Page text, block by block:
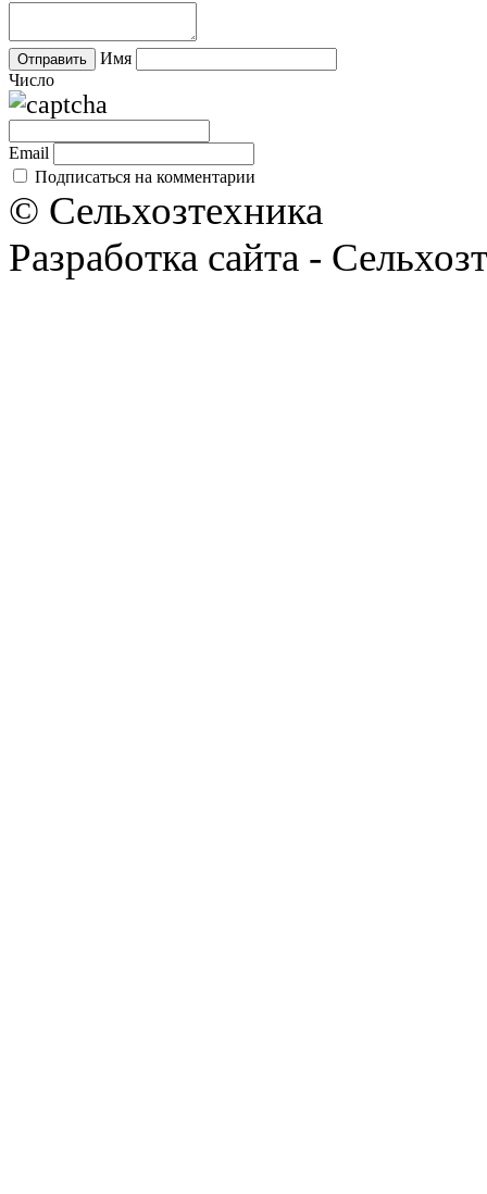
Имя
Число
Email
Подписаться на комментарии
© Сельхозтехника
Разработка сайта -